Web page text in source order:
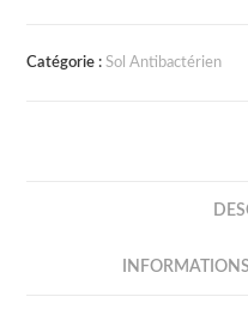
Catégorie :Sol Antibactérien